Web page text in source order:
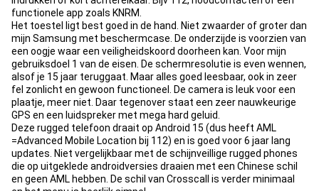
functionele app zoals KNRM.
Het toestel ligt best goed in de hand. Niet zwaarder of groter dan
mijn Samsung met beschermcase. De onderzijde is voorzien van
een oogje waar een veiligheidskoord doorheen kan. Voor mijn
gebruiksdoel 1 van de eisen. De schermresolutie is even wennen,
alsof je 15 jaar teruggaat. Maar alles goed leesbaar, ook in zeer
fel zonlicht en gewoon functioneel. De camera is leuk voor een
plaatje, meer niet. Daar tegenover staat een zeer nauwkeurige
GPS en een luidspreker met mega hard geluid.
Deze rugged telefoon draait op Android 15 (dus heeft AML
=Advanced Mobile Location bij 112) en is goed voor 6 jaar lang
updates. Niet vergelijkbaar met de schijnveillige rugged phones
die op uitgeklede androidversies draaien met een Chinese schil
en geen AML hebben. De schil van Crosscall is verder minimaal